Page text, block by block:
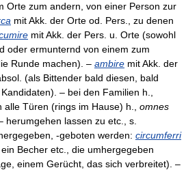
Orte zum andern, von einer Person zur
mit Akk. der Orte od. Pers., zu denen
mit Akk. der Pers. u. Orte (sowohl
oder ermunternd von einem zum
Runde machen). – ambire mit Akk. der
(als Bittender bald diesen, bald
– bei den Familien h.,
alle Türen (rings im Hause) h., omnes
herumgehen lassen zu etc., s.
-geboten werden: circumferri
Becher etc., die umhergegeben
einem Gerücht, das sich verbreitet). –